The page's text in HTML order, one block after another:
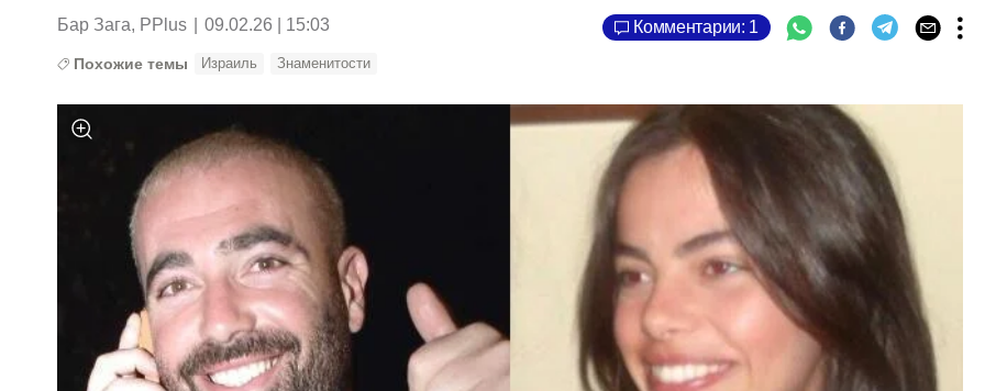
Бар Зага, PPlus 09.02.26 | 15:03 Комментарии: 1
Похожие темы Израиль Знаменитости